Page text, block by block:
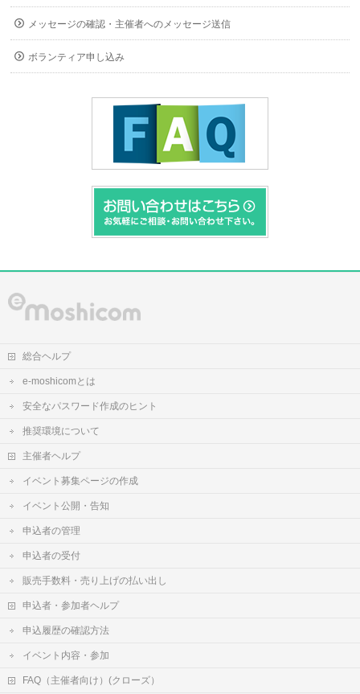
メッセージの確認・主催者へのメッセージ送信
ボランティア申し込み
総合ヘルプ
e-moshicomとは
安全なパスワード作成のヒント
推奨環境について
主催者ヘルプ
イベント募集ページの作成
イベント公開・告知
申込者の管理
申込者の受付
販売手数料・売り上げの払い出し
申込者・参加者ヘルプ
申込履歴の確認方法
イベント内容・参加
FAQ（主催者向け）(クローズ）